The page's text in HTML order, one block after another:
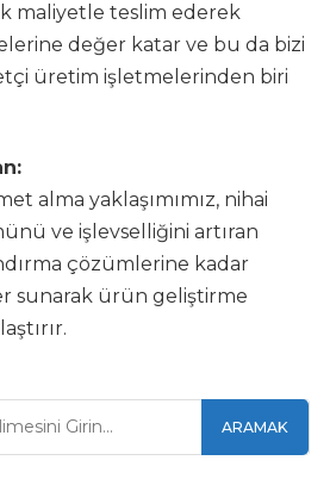
maliyetle teslim ederek
değer katar ve bu da bizi
üretim işletmelerinden biri
alma yaklaşımımız, nihai
ve işlevselliğini artıran
çözümlerine kadar
sunarak ürün geliştirme
ARAMAK